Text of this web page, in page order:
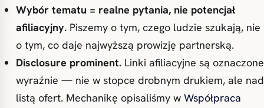
Wybór tematu = realne pytania, nie potencjał
afiliacyjny. Piszemy o tym, czego ludzie szukają, nie
o tym, co daje najwyższą prowizję partnerską.
Disclosure prominent. Linki afiliacyjne są oznaczone
wyraźnie — nie w stopce drobnym drukiem, ale nad
listą ofert. Mechanikę opisaliśmy w Współpraca